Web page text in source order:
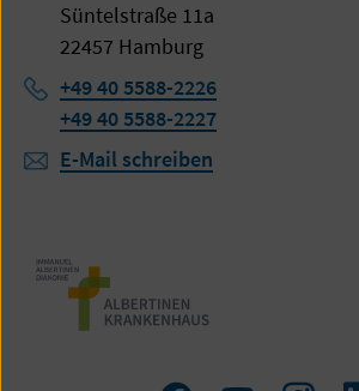
Süntelstraße 11a
22457 Hamburg
Telefon:
+49 40 5588-2226
+49 40 5588-2227
E-Mail schreiben